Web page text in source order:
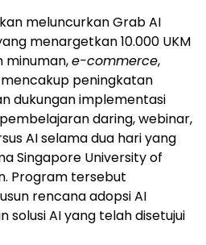
meluncurkan Grab AI
menargetkan 10.000 UKM
minuman,e-commerce,
peningkatan
dukungan implementasi
daring, webinar,
AI selama dua hari yang
Singapore University of
Program tersebut
rencana adopsi AI
AI yang telah disetujui